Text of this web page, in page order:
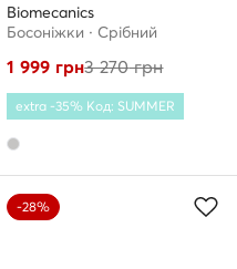
Biomecanics
Босоніжки · Срібний
1 999 грн3 270грн
extra -35% Код: SUMMER
-28%